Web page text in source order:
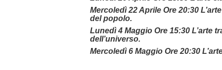
Mercoledì 22 Aprile Ore 20:30
del popolo.
Lunedì 4 Maggio Ore 15:30 L’arte
dell’universo.
Mercoledì 6 Maggio Ore 20:30